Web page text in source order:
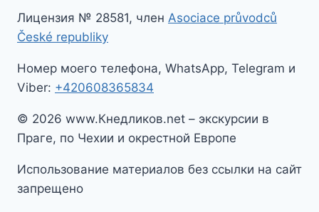
Лицензия № 28581, член Asociace průvodců
České republiky
Номер моего телефона, WhatsApp, Telegram и
Viber: +420608365834
© 2026 www.Кнедликов.net – экскурсии в
Праге, по Чехии и окрестной Европе
Использование материалов без ссылки на сайт
запрещено